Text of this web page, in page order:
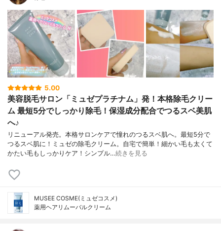
5.00
美容脱毛サロン「ミュゼプラチナム」発！本格除毛クリー
ム 最短5分でしっかり除毛！保湿成分配合でつるスベ美肌
へ♪
リニューアル発売。本格サロンケアで憧れのつるスベ肌へ。最短5分で
つるスベ肌に！ミュゼの除毛クリーム。自宅で簡単！細かい毛も太くて
かたい毛もしっかりケア！シンプル…続きを見る
MUSEE COSME(ミュゼコスメ)
薬用ヘアリムーバルクリーム